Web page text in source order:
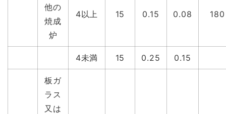
他の
焼成
炉
4以上 15 0.15 0.08 180
4未満 15 0.25 0.15
板ガ
ラス
又は